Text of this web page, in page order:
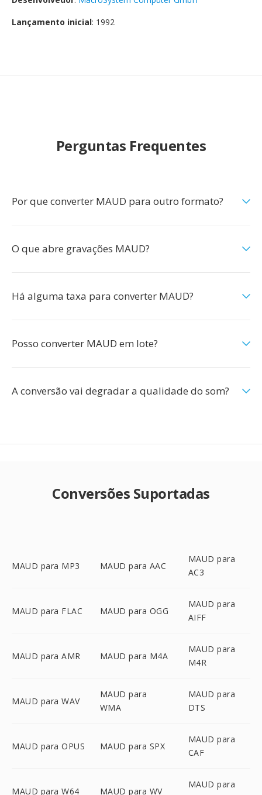
Lançamento inicial: 1992
Perguntas Frequentes
Por que converter MAUD para outro formato?
O que abre gravações MAUD?
Há alguma taxa para converter MAUD?
Posso converter MAUD em lote?
A conversão vai degradar a qualidade do som?
Conversões Suportadas
MAUD para MP3 MAUD para AAC
MAUD para
AC3
MAUD para FLAC MAUD para OGG
MAUD para
AIFF
MAUD para AMR MAUD para M4A
MAUD para
M4R
MAUD para WAV
MAUD para
WMA
MAUD para
DTS
MAUD para OPUS MAUD para SPX
MAUD para
CAF
MAUD para W64 MAUD para WV
MAUD para